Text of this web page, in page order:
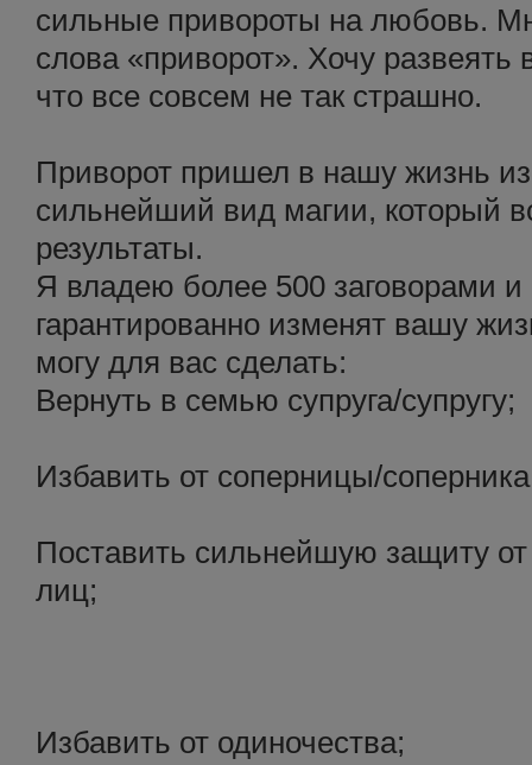
сильные привороты на любовь.
слова «приворот». Хочу
что все совсем не так страшно.
Приворот пришел в нашу жизнь
сильнейший вид магии, который
результаты.
Я владею более 500 заговорами
гарантированно изменят вашу
могу для вас сделать:
Вернуть в семью супруга/супругу;
Избавить от соперницы/
Поставить сильнейшую защиту
лиц;
Избавить от одиночества;